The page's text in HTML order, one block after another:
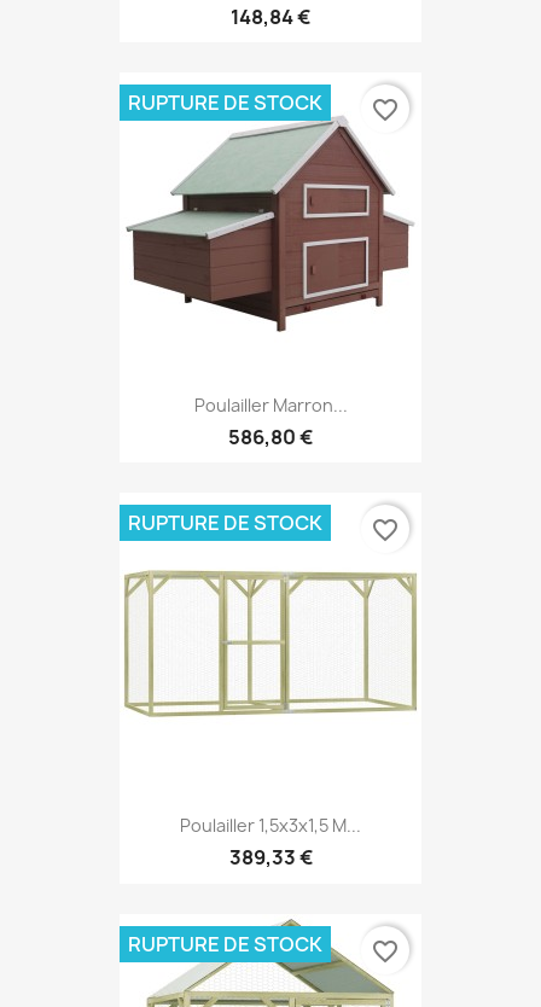
148,84 €
Poulailler Marron...
586,80 €
RUPTURE DE STOCK favorite_border
Poulailler 1,5x3x1,5 M...
389,33 €
RUPTURE DE STOCK favorite_border
RUPTURE DE STOCK favorite_border